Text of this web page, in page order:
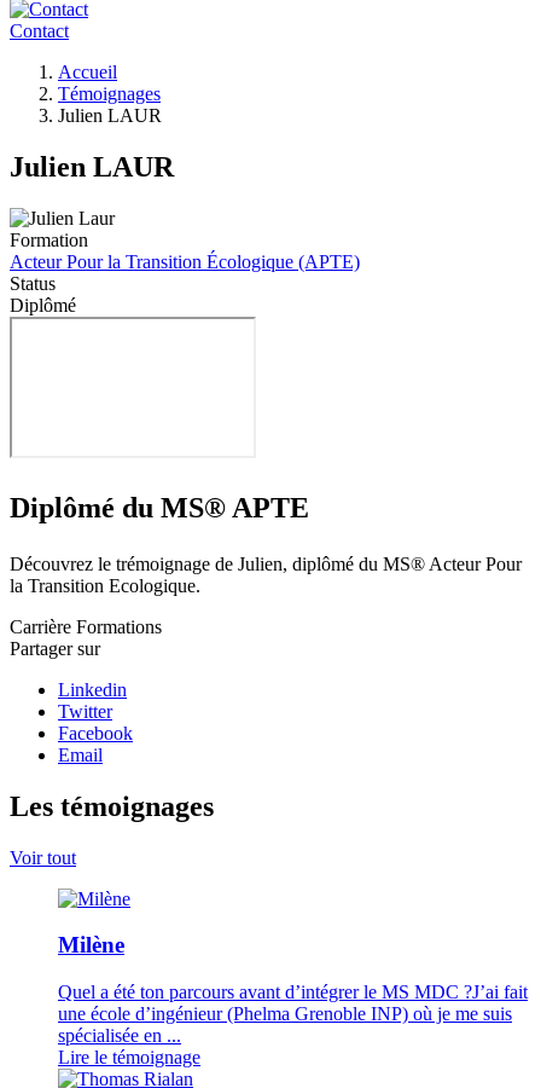
Contact
d'Ariane
Accueil
Témoignages
Julien LAUR
Julien LAUR
Formation
Acteur Pour la Transition Écologique (APTE)
Status
Diplômé
Diplômé du MS® APTE
Découvrez le trémoignage de Julien, diplômé du MS® Acteur Pour
la Transition Ecologique.
Carrière Formations
Partager sur
Linkedin
Twitter
Facebook
Email
Les témoignages
Voir tout
Milène
Quel a été ton parcours avant d’intégrer le MS MDC ?J’ai fait
une école d’ingénieur (Phelma Grenoble INP) où je me suis
spécialisée en ...
Lire le témoignage